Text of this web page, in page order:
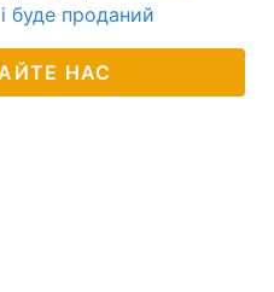
буде проданий
НАС